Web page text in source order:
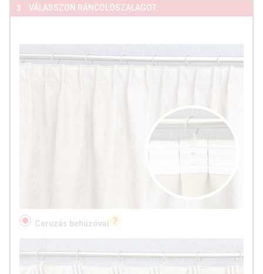
3 VÁLASSZON RÁNCOLÓSZALAGOT:
Ceruzás behúzóval